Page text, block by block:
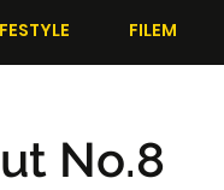
FILEM
No.8